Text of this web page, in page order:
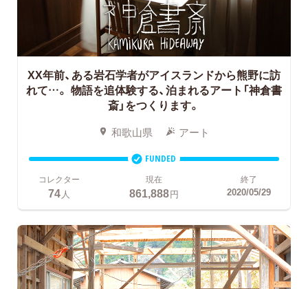
XX年前、ある岩石学者がアイスランドから熊野に訪
れて…。 物語を追体験する、泊まれるアート「神倉書
斎」をつくります。
和歌山県 アート
FUNDED
コレクター
74人
現在
861,888円
終了
2020/05/29